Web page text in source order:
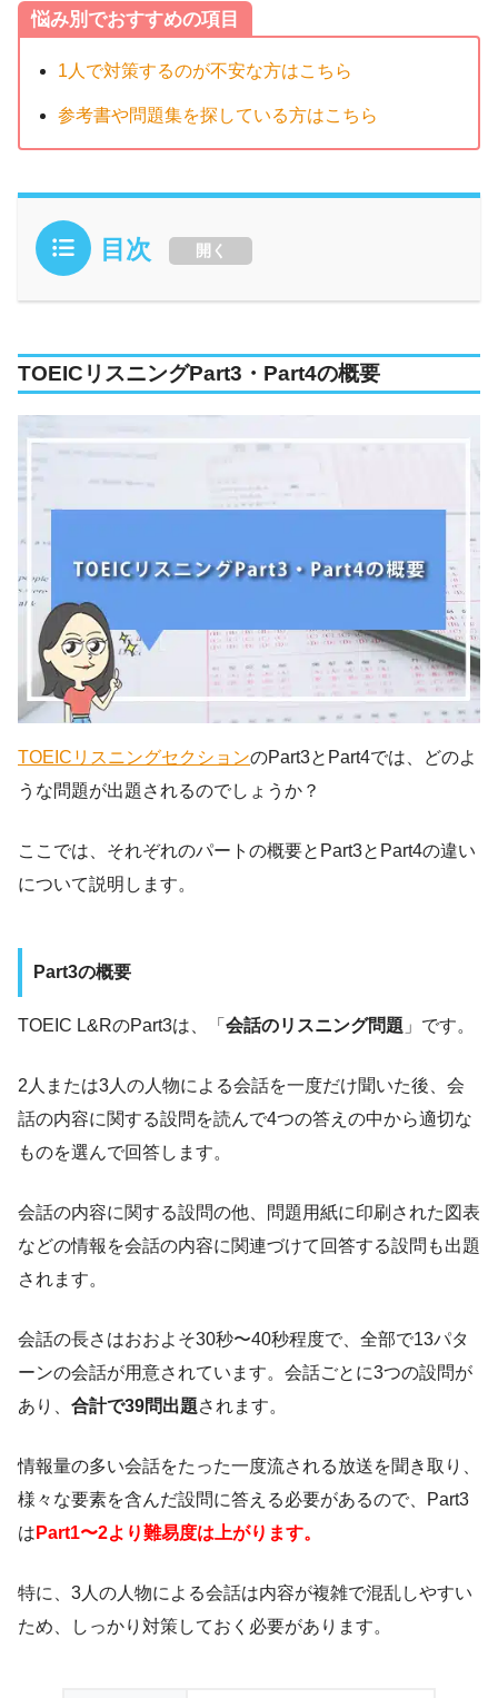
悩み別でおすすめの項目
1人で対策するのが不安な方はこちら
参考書や問題集を探している方はこちら
目次 開く
TOEICリスニングPart3・Part4の概要
TOEICリスニングセクションのPart3とPart4では、どのよ
うな問題が出題されるのでしょうか？
ここでは、それぞれのパートの概要とPart3とPart4の違い
について説明します。
Part3の概要
TOEIC L&RのPart3は、「 会話のリスニング問題 」です。
2人または3人の人物による会話を一度だけ聞いた後、会
話の内容に関する設問を読んで4つの答えの中から適切な
ものを選んで回答します。
会話の内容に関する設問の他、問題用紙に印刷された図表
などの情報を会話の内容に関連づけて回答する設問も出題
されます。
会話の長さはおおよそ30秒〜40秒程度で、全部で13パタ
ーンの会話が用意されています。会話ごとに3つの設問が
あり、 合計で39問出題されます。
情報量の多い会話をたった一度流される放送を聞き取り、
様々な要素を含んだ設問に答える必要があるので、Part3
は Part1〜2より難易度は上がります。
特に、3人の人物による会話は内容が複雑で混乱しやすい
ため、しっかり対策しておく必要があります。